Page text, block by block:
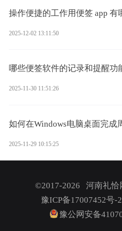
操作便捷的工作用便签 app 有
2025-12-02 13:11:50
哪些便签软件的记录和提醒功
2025-11-30 11:51:26
如何在Windows电脑桌面完成
2025-11-29 10:15:25
©2017-2026 河南礼恰
豫ICP备17007452号-2
豫公网安备